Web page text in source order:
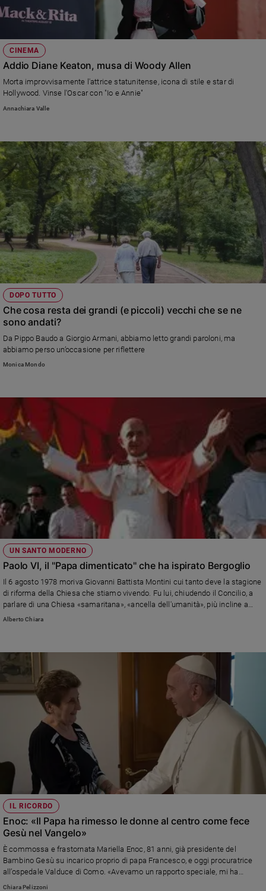
CINEMA
Addio Diane Keaton, musa di Woody Allen
Morta improvvisamente l'attrice statunitense, icona di stile e star di
Hollywood. Vinse l'Oscar con "Io e Annie"
Annachiara Valle
DOPO TUTTO
Che cosa resta dei grandi (e piccoli) vecchi che se ne
sono andati?
Da Pippo Baudo a Giorgio Armani, abbiamo letto grandi paroloni, ma
abbiamo perso un’occasione per riflettere
Monica Mondo
UN SANTO MODERNO
Paolo VI, il "Papa dimenticato" che ha ispirato Bergoglio
Il 6 agosto 1978 moriva Giovanni Battista Montini cui tanto deve la stagione
di riforma della Chiesa che stiamo vivendo. Fu lui, chiudendo il Concilio, a
parlare di una Chiesa «samaritana», «ancella dell'umanità», più incline a
«incoraggianti rimedi» che a «deprimenti diagnosi», a «messaggi di fiducia»
Alberto Chiara
IL RICORDO
Enoc: «Il Papa ha rimesso le donne al centro come fece
Gesù nel Vangelo»
È commossa e frastornata Mariella Enoc, 81 anni, già presidente del
Bambino Gesù su incarico proprio di papa Francesco, e oggi procuratrice
all’ospedale Valduce di Como. «Avevamo un rapporto speciale, mi ha
permesso di fare grandi cose. Era un uomo di preghiera e nel silenzio
Chiara Pelizzoni